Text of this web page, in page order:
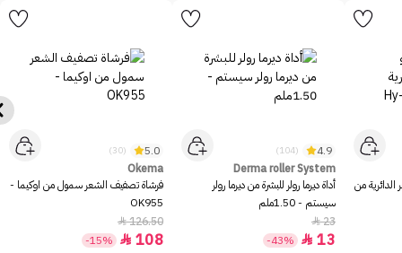
من
4.9
(104)
Derma roller System
أداة ديرما رولر للبشرة من ديرما رولر
سيستم - 1.50ملم
23

13

-43%
5.0
(30)
Okema
فرشاة تصفيف الشعر سمول من اوكيما -
OK955
126.50

108

-15%